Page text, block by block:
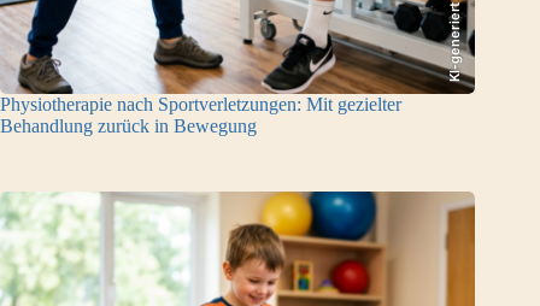
KI-generiert
Physiotherapie nach Sportverletzungen: Mit gezielter
Behandlung zurück in Bewegung